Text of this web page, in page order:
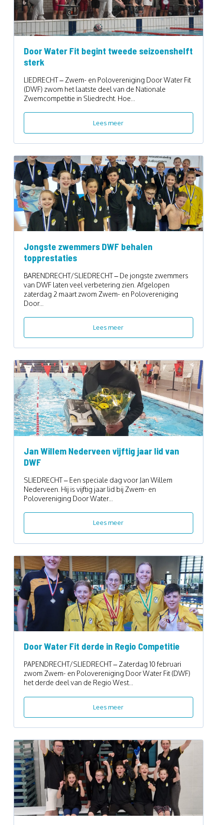
Door Water Fit begint tweede seizoenshelft
sterk
LIEDRECHT – Zwem- en Polovereniging Door Water Fit
(DWF) zwom het laatste deel van de Nationale
Zwemcompetitie in Sliedrecht. Hoe...
Lees meer
Jongste zwemmers DWF behalen
topprestaties
BARENDRECHT/SLIEDRECHT – De jongste zwemmers
van DWF laten veel verbetering zien. Afgelopen
zaterdag 2 maart zwom Zwem- en Polovereniging
Door...
Lees meer
Jan Willem Nederveen vijftig jaar lid van
DWF
SLIEDRECHT – Een speciale dag voor Jan Willem
Nederveen. Hij is vijftig jaar lid bij Zwem- en
Polovereniging Door Water...
Lees meer
Door Water Fit derde in Regio Competitie
PAPENDRECHT/SLIEDRECHT – Zaterdag 10 februari
zwom Zwem- en Polovereniging Door Water Fit (DWF)
het derde deel van de Regio West...
Lees meer